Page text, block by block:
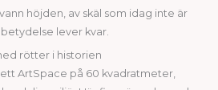
höjden, av skäl som idag inte är
lever kvar.
rötter i historien
ArtSpace på 60 kvadratmeter,